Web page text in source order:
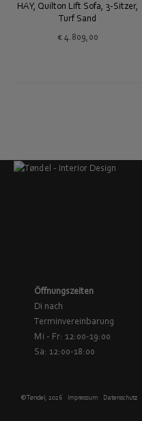
HAY, Quilton Lift Sofa, 3-Sitzer,
Turf Sand
€4.809,00
Öffnungszeiten
Di nach
Terminvereinbarung
Mi - Fr: 12:00-19:00
Sa: 12:00-18:00
© Tøndel, 2026 Impressum Datenschutz